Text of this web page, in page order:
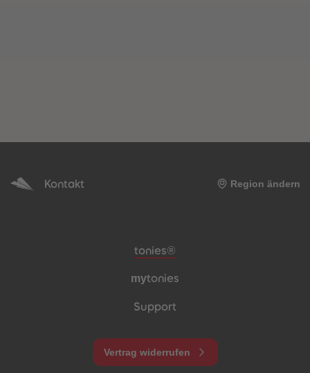
Kontakt Region ändern
Meta-Navigation Footer
tonies®
mytonies
Support
Vertrag widerrufen